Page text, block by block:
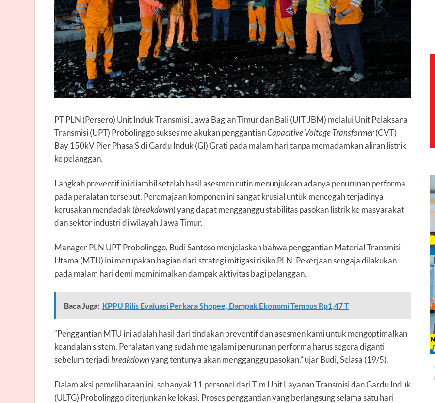
PT PLN (Persero) Unit Induk Transmisi Jawa Bagian Timur dan Bali (UIT JBM) melalui Unit Pelaksana
Transmisi (UPT) Probolinggo sukses melakukan penggantianCapacitive Voltage Transformer(CVT)
Bay 150kV Pier Phasa S di Gardu Induk (GI) Grati pada malam hari tanpa memadamkan aliran listrik
ke pelanggan.
Langkah preventif ini diambil setelah hasil asesmen rutin menunjukkan adanya penurunan performa
pada peralatan tersebut. Peremajaan komponen ini sangat krusial untuk mencegah terjadinya
kerusakan mendadak (breakdown) yang dapat mengganggu stabilitas pasokan listrik ke masyarakat
dan sektor industri di wilayah Jawa Timur.
Manager PLN UPT Probolinggo, Budi Santoso menjelaskan bahwa penggantian Material Transmisi
Utama (MTU) ini merupakan bagian dari strategi mitigasi risiko PLN. Pekerjaan sengaja dilakukan
pada malam hari demi meminimalkan dampak aktivitas bagi pelanggan.
Baca Juga: KPPU Rilis Evaluasi Perkara Shopee, Dampak Ekonomi Tembus Rp1,47 T
“Penggantian MTU ini adalah hasil dari tindakan preventif dan asesmen kami untuk mengoptimalkan
keandalan sistem. Peralatan yang sudah mengalami penurunan performa harus segera diganti
sebelum terjadibreakdownyang tentunya akan mengganggu pasokan,” ujar Budi, Selasa (19/5).
Dalam aksi pemeliharaan ini, sebanyak 11 personel dari Tim Unit Layanan Transmisi dan Gardu Induk
(ULTG) Probolinggo diterjunkan ke lokasi. Proses penggantian yang berlangsung selama satu hari